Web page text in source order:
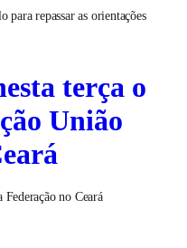
para repassar as orientações
terça o
União
no Ceará